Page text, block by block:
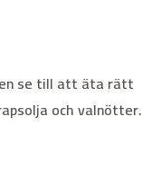
se till att äta rätt
och valnötter.